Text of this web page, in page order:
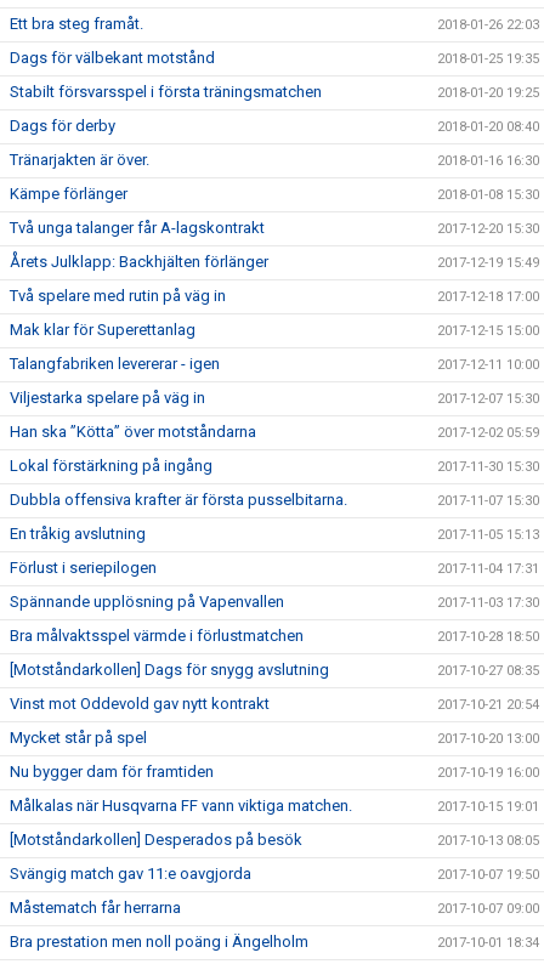
Ett bra steg framåt. 2018-01-26 22:03
Dags för välbekant motstånd 2018-01-25 19:35
Stabilt försvarsspel i första träningsmatchen 2018-01-20 19:25
Dags för derby 2018-01-20 08:40
Tränarjakten är över. 2018-01-16 16:30
Kämpe förlänger 2018-01-08 15:30
Två unga talanger får A-lagskontrakt 2017-12-20 15:30
Årets Julklapp: Backhjälten förlänger 2017-12-19 15:49
Två spelare med rutin på väg in 2017-12-18 17:00
Mak klar för Superettanlag 2017-12-15 15:00
Talangfabriken levererar - igen 2017-12-11 10:00
Viljestarka spelare på väg in 2017-12-07 15:30
Han ska ”Kötta” över motståndarna 2017-12-02 05:59
Lokal förstärkning på ingång 2017-11-30 15:30
Dubbla offensiva krafter är första pusselbitarna. 2017-11-07 15:30
En tråkig avslutning 2017-11-05 15:13
Förlust i seriepilogen 2017-11-04 17:31
Spännande upplösning på Vapenvallen 2017-11-03 17:30
Bra målvaktsspel värmde i förlustmatchen 2017-10-28 18:50
[Motståndarkollen] Dags för snygg avslutning 2017-10-27 08:35
Vinst mot Oddevold gav nytt kontrakt 2017-10-21 20:54
Mycket står på spel 2017-10-20 13:00
Nu bygger dam för framtiden 2017-10-19 16:00
Målkalas när Husqvarna FF vann viktiga matchen. 2017-10-15 19:01
[Motståndarkollen] Desperados på besök 2017-10-13 08:05
Svängig match gav 11:e oavgjorda 2017-10-07 19:50
Måstematch får herrarna 2017-10-07 09:00
Bra prestation men noll poäng i Ängelholm 2017-10-01 18:34